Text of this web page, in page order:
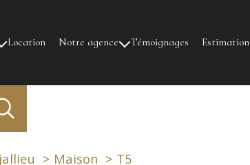
Location Notre agence Témoignages Estimation
Maison T5